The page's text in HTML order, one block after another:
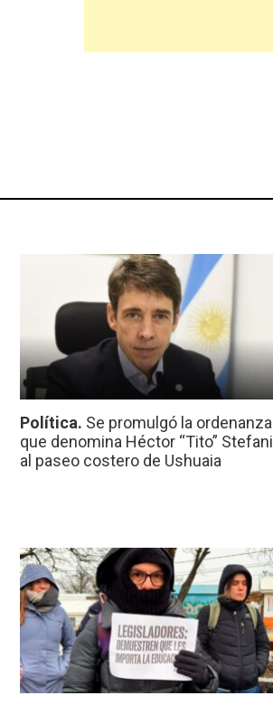
Política. Se promulgó la ordenanza
que denomina Héctor “Tito” Stefani
al paseo costero de Ushuaia